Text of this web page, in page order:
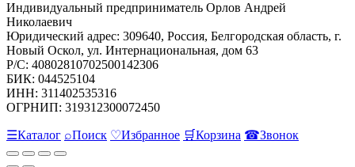
Индивидуальный предприниматель Орлов Андрей
Николаевич
Юридический адрес: 309640, Россия, Белгородская область, г.
Новый Оскол, ул. Интернациональная, дом 63
Р/С: 40802810702500142306
БИК: 044525104
ИНН: 311402535316
ОГРНИП: 319312300072450
☰Каталог ⌕Поиск ♡Избранное 🛒Корзина ☎Звонок